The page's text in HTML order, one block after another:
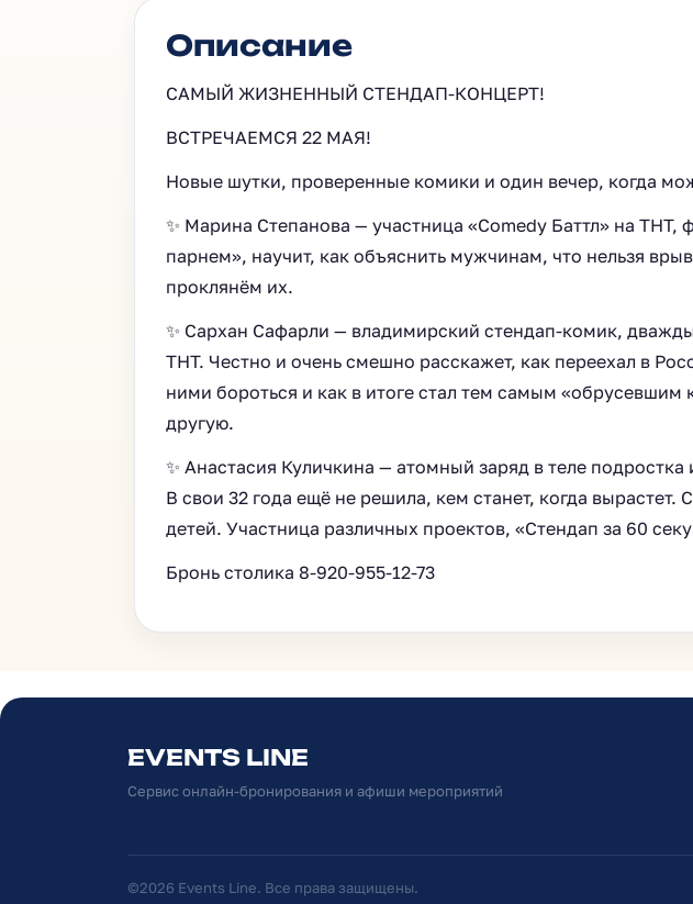
Описание
САМЫЙ ЖИЗНЕННЫЙ СТЕНДАП-КОНЦЕРТ!
ВСТРЕЧАЕМСЯ 22 МАЯ!
Новые шутки, проверенные комики и один вечер, когда
✨ Марина Степанова — участница «Comedy Баттл» на
парнем», научит, как объяснить мужчинам, что нельзя
проклянём их.
✨ Сархан Сафарли — владимирский стендап-комик,
ТНТ. Честно и очень смешно расскажет, как переехал в
ними бороться и как в итоге стал тем самым
другую.
✨ Анастасия Куличкина — атомный заряд в теле
В свои 32 года ещё не решила, кем станет, когда
детей. Участница различных проектов, «Стендап за 60
Бронь столика 8-920-955-12-73
EVENTS LINE
Сервис онлайн-бронирования и афиши мероприятий
©2026 Events Line. Все права защищены.